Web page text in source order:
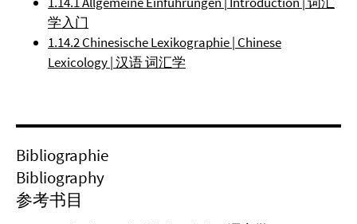
学入门
1.14.2 Chinesische Lexikographie | Chinese
Lexicology | 汉语 词汇学
Bibliographie
Bibliography
参考书目